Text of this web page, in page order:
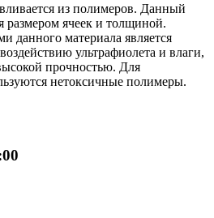
из полимеров. Данный
размером ячеек и толщиной.
данного материала является
ультрафиолета и влаги,
прочностью. Для
нетоксичные полимеры.